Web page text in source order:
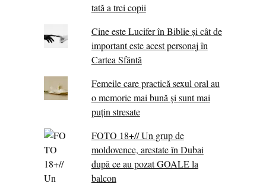
tată a trei copii
Cine este Lucifer în Biblie și cât de
important este acest personaj în
Cartea Sfântă
Femeile care practică sexul oral au
o memorie mai bună și sunt mai
puțin stresate
FOTO 18+// Un grup de
moldovence, arestate în Dubai
după ce au pozat GOALE la
balcon